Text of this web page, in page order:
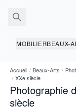
MOBILIERBEAUX-
Accueil / Beaux-Arts /
/ XXe siècle
Photographie
siècle